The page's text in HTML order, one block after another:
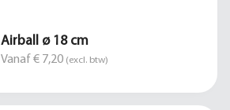
Airball ø 18 cm
Vanaf € 7,20 (excl. btw)